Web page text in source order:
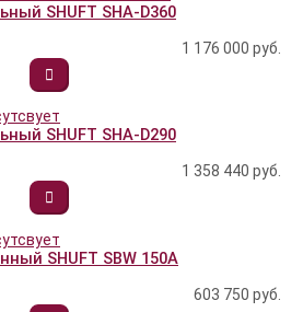
SHUFT SHA-D360
1 176 000 руб.
SHUFT SHA-D290
1 358 440 руб.
SHUFT SBW 150A
603 750 руб.